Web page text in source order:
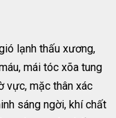
lạnh thấu xương,
mái tóc xõa tung
vực, mặc thân xác
sáng ngời, khí chất